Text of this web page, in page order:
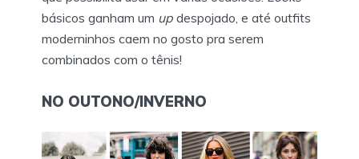
básicos ganham um up despojado, e até outfits
moderninhos caem no gosto pra serem
combinados com o tênis!
NO OUTONO/INVERNO